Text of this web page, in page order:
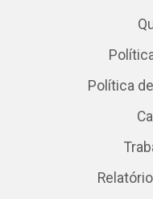
Política